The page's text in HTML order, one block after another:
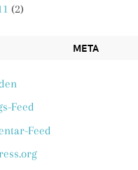
(2)
META
Feed
Feed